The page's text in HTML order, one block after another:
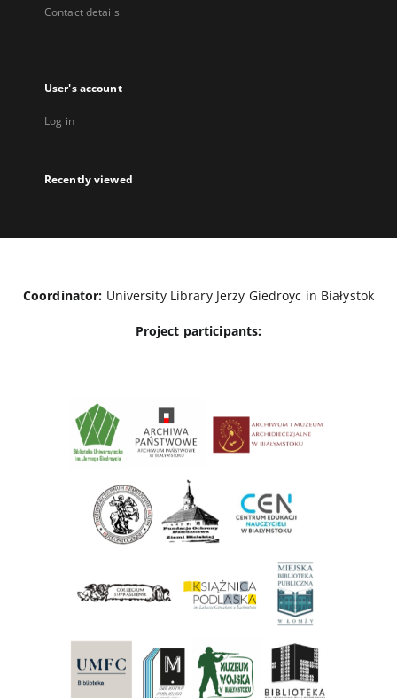
Contact details
User's account
Log in
Recently viewed
Coordinator: University Library Jerzy Giedroyc in Białystok
Project participants: